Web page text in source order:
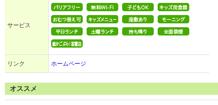
サービス
リンク ホームページ
オススメ